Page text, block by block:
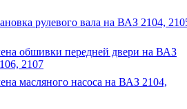
рулевого вала на ВАЗ 2104,
обшивки передней двери на ВАЗ
2107
масляного насоса на ВАЗ 2104,